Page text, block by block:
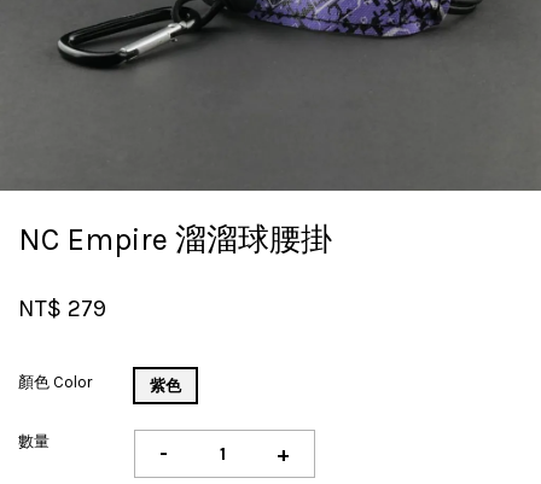
NC Empire 溜溜球腰掛
NT$ 279
顏色 Color 紫色
數量 - +